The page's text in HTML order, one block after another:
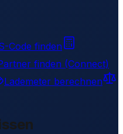
Code finden
finden (Connect)
Lademeter berechnen